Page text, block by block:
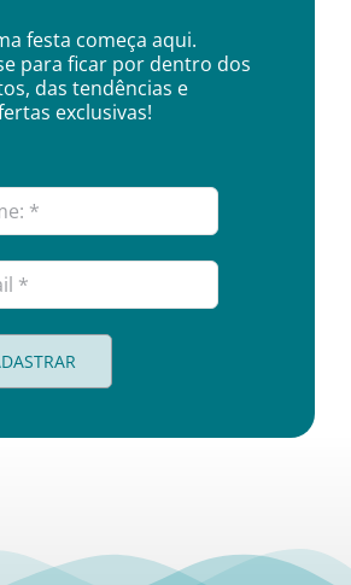
festa começa aqui.
para ficar por dentro dos
das tendências e
exclusivas!